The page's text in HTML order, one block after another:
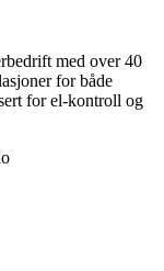
med over 40
for både
for el-kontroll og